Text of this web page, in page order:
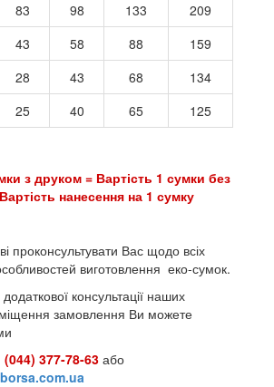
83 98 133
209
43 58 88
159
28 43 68
134
25 40 65 125
з друком = Вартість 1 сумки без
нанесення на 1 сумку
проконсультувати Вас щодо всіх
виготовлення еко-сумок.
консультації наших
замовлення Ви можете
(044) 377-78-63 або